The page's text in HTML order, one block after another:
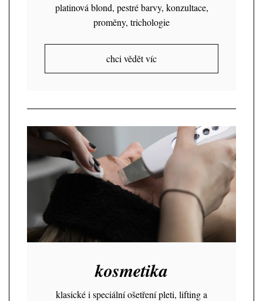
platinová blond, pestré barvy, konzultace,
proměny, trichologie
chci vědět víc
kosmetika
klasické i speciální ošetření pleti, lifting a